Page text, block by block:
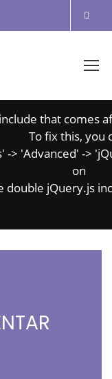
that comes
To fix this, you
> 'Advanced' ->
on
double jQuery.js